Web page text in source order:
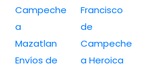
Campeche
a
Mazatlan
Envíos de
Francisco
de
Campeche
a Heroica